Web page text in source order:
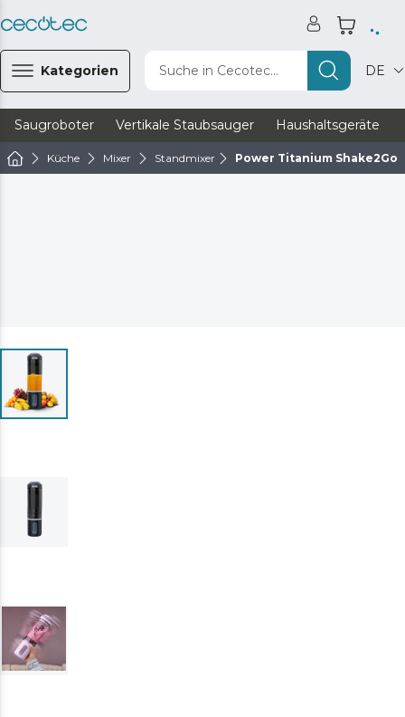
Kategorien Suche in Cecotec... DE
Saugroboter Vertikale Staubsauger Haushaltsgeräte
Küche Mixer Standmixer Power Titanium Shake2Go